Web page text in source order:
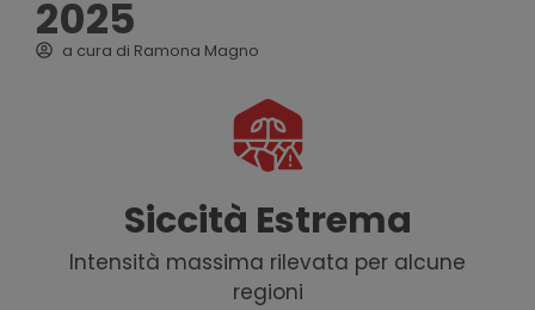
2025
a cura di Ramona Magno
Siccità Estrema
Intensità massima rilevata per alcune
regioni